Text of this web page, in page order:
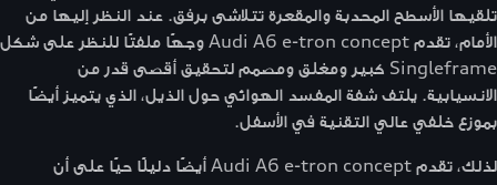
تلقيها الأسطح المحدبة والمقعرة تتلاشى برفق. عند النظر إليها من
الأمام، تقدم Audi A6 e-tron concept وجهًا ملفتًا للنظر على شكل
Singleframe كبير ومغلق ومصمم لتحقيق أقصى قدر من
الانسيابية. يلتف شفة المفسد الهوائي حول الذيل، الذي يتميز أيضًا
بموزع خلفي عالي التقنية في الأسفل.
لذلك، تقدم Audi A6 e-tron concept أيضًا دليلًا حيًا على أن